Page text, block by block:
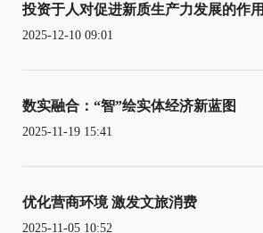
投资于人对促进新质生产力发展的作用
2025-12-10 09:01
数实融合：“智”绘实体经济新蓝图
2025-11-19 15:41
优化营商环境 激发文旅消费
2025-11-05 10:52